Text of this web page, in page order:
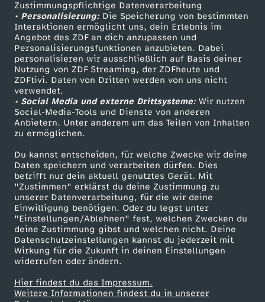
Zustimmungspflichtige Datenverarbeitung
• Personalisierung:Die Speicherung von bestimmten
Interaktionen ermöglicht uns, dein Erlebnis im
Angebot des ZDF an dich anzupassen und
Personalisierungsfunktionen anzubieten. Dabei
personalisieren wir ausschließlich auf Basis deiner
Nutzung von ZDF Streaming, der ZDFheute und
ZDFtivi. Daten von Dritten werden von uns nicht
verwendet.
• Social Media und externe Drittsysteme:Wir nutzen
Social-Media-Tools und Dienste von anderen
Anbietern. Unter anderem um das Teilen von Inhalten
zu ermöglichen.
Du kannst entscheiden, für welche Zwecke wir deine
Daten speichern und verarbeiten dürfen. Dies
betrifft nur dein aktuell genutztes Gerät. Mit
"Zustimmen" erklärst du deine Zustimmung zu
unserer Datenverarbeitung, für die wir deine
Einwilligung benötigen. Oder du legst unter
"Einstellungen/Ablehnen" fest, welchen Zwecken du
deine Zustimmung gibst und welchen nicht. Deine
Datenschutzeinstellungen kannst du jederzeit mit
Wirkung für die Zukunft in deinen Einstellungen
widerrufen oder ändern.
Hier findest du das Impressum.
Weitere Informationen findest du in unserer
Livestreams
Sendungen A-Z
TV-Programm
Zuschauerservice
Hilfe
ZDF Unternehmen
Karriere
ZDF goes Schule
Werbefernsehen
Mainzelmännchen
Partner